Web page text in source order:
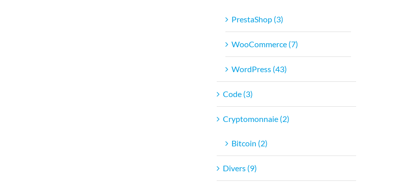
PrestaShop (3)
WooCommerce (7)
WordPress (43)
Code (3)
Cryptomonnaie (2)
Bitcoin (2)
Divers (9)